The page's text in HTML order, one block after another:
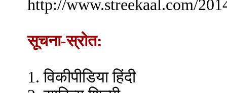
http://www.streekaal.com/
सूचना-स्रोत:
1. विकीपीडिया हिंदी